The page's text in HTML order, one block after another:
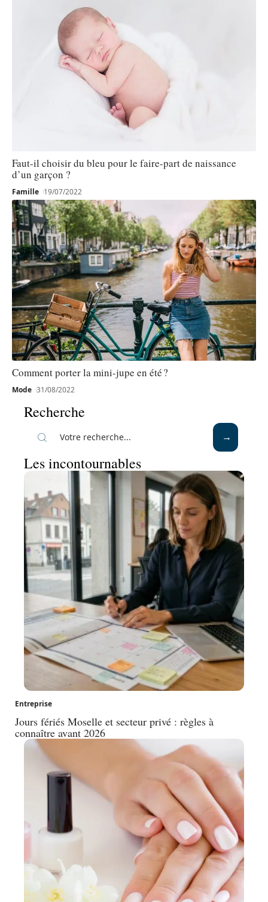
Faut-il choisir du bleu pour le faire-part de naissance
d’un garçon ?
Famille 19/07/2022
Comment porter la mini-jupe en été ?
Mode 31/08/2022
Recherche
Les incontournables
Entreprise
Jours fériés Moselle et secteur privé : règles à
connaître avant 2026